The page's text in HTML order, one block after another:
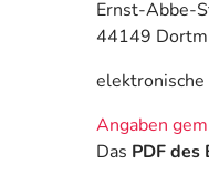
Ernst-Abbe-
44149
elektronische
Angaben
Das PDF